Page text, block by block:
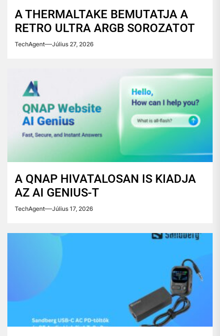
A THERMALTAKE BEMUTATJA A
RETRO ULTRA ARGB SOROZATOT
TechAgent Július 27, 2026
A QNAP HIVATALOSAN IS KIADJA
AZ AI GENIUS-T
TechAgent Július 17, 2026